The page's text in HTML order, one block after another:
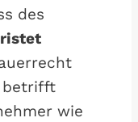
des
betrifft
wie